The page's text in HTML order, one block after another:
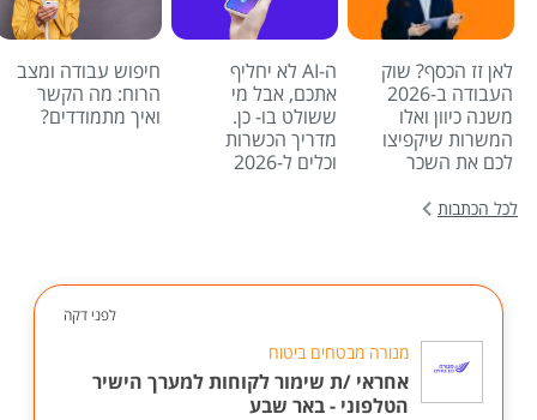
לאן זז הכסף? שוק
העבודה ב-2026
משנה כיוון ואלו
המשרות שיקפיצו
לכם את השכר
ה-AI לא יחליף
אתכם, אבל מי
ששולט בו- כן.
מדריך הכשרות
וכלים ל-2026
חיפוש עבודה ומצב
הרוח: מה הקשר
ואיך מתמודדים?
לכל הכתבות
לפני דקה
מנורה מבטחים ביטוח
אחראי /ת שימור לקוחות למערך הישיר
הטלפוני - באר שבע